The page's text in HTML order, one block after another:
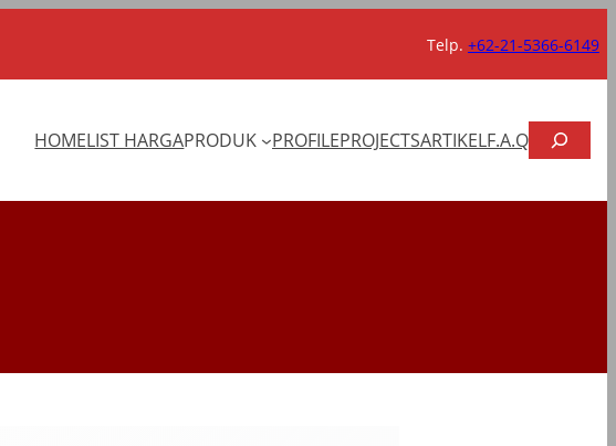
Telp. +62-21-5366-6149
HOMELIST HARGAPRODUK PROFILEPROJECTSARTIKELF.A.QCARI